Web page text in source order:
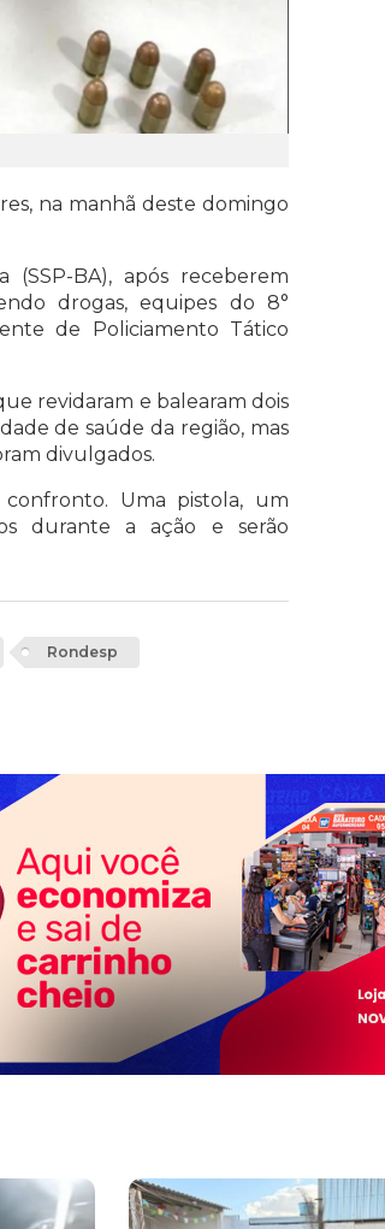
na manhã deste domingo
BA), após receberem
drogas, equipes do 8°
de Policiamento Tático
revidaram e balearam dois
de saúde da região, mas
divulgados.
Uma pistola, um
durante a ação e serão
Rondesp